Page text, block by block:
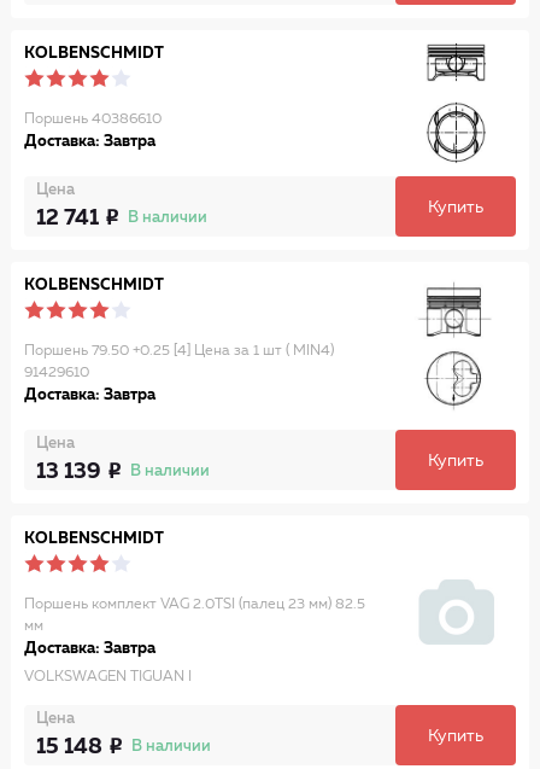
KOLBENSCHMIDT
Поршень 40386610
Доставка: Завтра
Цена
12 741 В наличии
Купить
KOLBENSCHMIDT
Поршень 79.50 +0.25 [4] Цена за 1 шт ( MIN4)
91429610
Доставка: Завтра
Цена
13 139 В наличии
Купить
KOLBENSCHMIDT
Поршень комплект VAG 2.0TSI (палец 23 мм) 82.5
мм
Доставка: Завтра
VOLKSWAGEN TIGUAN I
Цена
15 148 В наличии
Купить